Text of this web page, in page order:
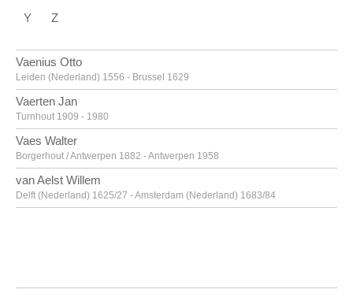
Y Z
Vaenius Otto
Leiden (Nederland) 1556 - Brussel 1629
Vaerten Jan
Turnhout 1909 - 1980
Vaes Walter
Borgerhout / Antwerpen 1882 - Antwerpen 1958
van Aelst Willem
Delft (Nederland) 1625/27 - Amsterdam (Nederland) 1683/84